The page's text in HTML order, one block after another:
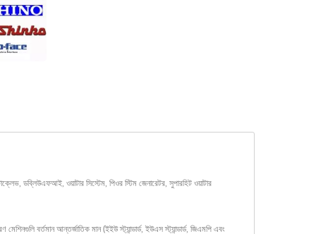
ডব্লিউএফআই, ওয়াটার সিস্টেম, পিওর স্টিম জেনারেটর, সুপারহিট ওয়াটার
বর্তমান আন্তর্জাতিক মান (ইইউ স্ট্যান্ডার্ড, ইউএস স্ট্যান্ডার্ড, জিএমপি এবং